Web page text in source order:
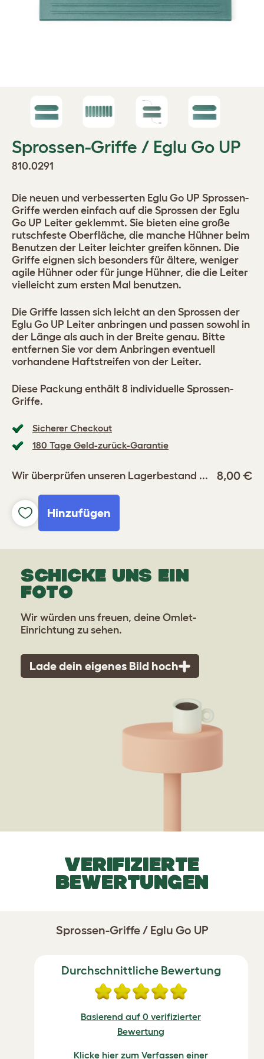
Sprossen-Griffe / Eglu Go UP
810.0291
Sicherer Checkout
180 Tage Geld-zurück-Garantie
Wir überprüfen unseren Lagerbestand ... 8,00 €
Hinzufügen
Die neuen und verbesserten Eglu Go UP Sprossen-
Griffe werden einfach auf die Sprossen der Eglu
Go UP Leiter geklemmt. Sie bieten eine große
rutschfeste Oberfläche, die manche Hühner beim
Benutzen der Leiter leichter greifen können. Die
Griffe eignen sich besonders für ältere, weniger
agile Hühner oder für junge Hühner, die die Leiter
vielleicht zum ersten Mal benutzen.
Die Griffe lassen sich leicht an den Sprossen der
Eglu Go UP Leiter anbringen und passen sowohl in
der Länge als auch in der Breite genau. Bitte
entfernen Sie vor dem Anbringen eventuell
vorhandene Haftstreifen von der Leiter.
Diese Packung enthält 8 individuelle Sprossen-
Griffe.
SCHICKE UNS EIN
FOTO
Wir würden uns freuen, deine Omlet-
Einrichtung zu sehen.
Lade dein eigenes Bild hoch
VERIFIZIERTE
BEWERTUNGEN
Sprossen-Griffe / Eglu Go UP
Durchschnittliche Bewertung
Basierend auf 0 verifizierter
Bewertung
Klicke hier zum Verfassen einer